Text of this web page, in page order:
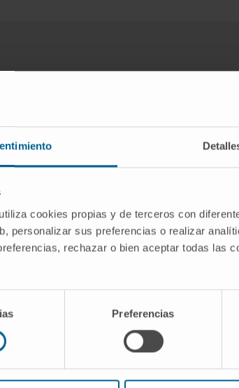
cookies propias y de terceros con
personalizar sus preferencias o realizar
rechazar o bien aceptar todas las
Preferencias
debe acudir para su
son los factores de